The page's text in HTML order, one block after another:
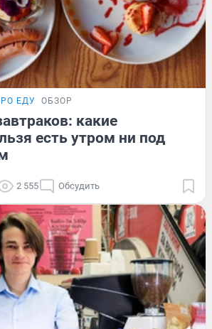
ЕДУ ОБЗОР
какие
есть утром ни под
2 555 Обсудить